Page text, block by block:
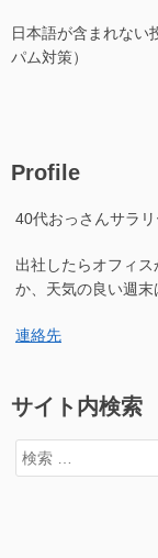
日本語が含まれない
パム対策）
Profile
40代おっさんサラ
出社したらオフィ
か、天気の良い週末
連絡先
サイト内検索
検
索